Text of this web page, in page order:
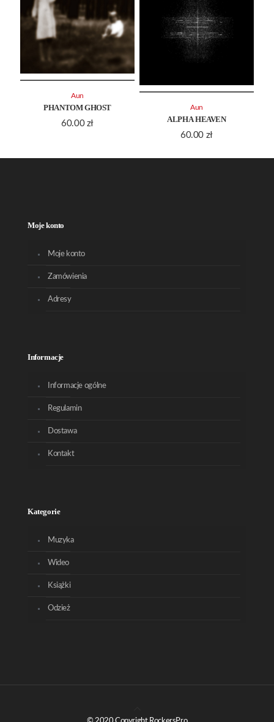
PHANTOM GHOST
60.00 zł
Aun
ALPHA HEAVEN
60.00 zł
Aun
Moje konto
Moje konto
Zamówienia
Adresy
Informacje
Informacje ogólne
Regulamin
Dostawa
Kontakt
Kategorie
Muzyka
Wideo
Książki
Odzież